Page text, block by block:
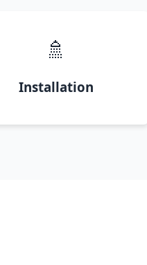
🚿
Installation